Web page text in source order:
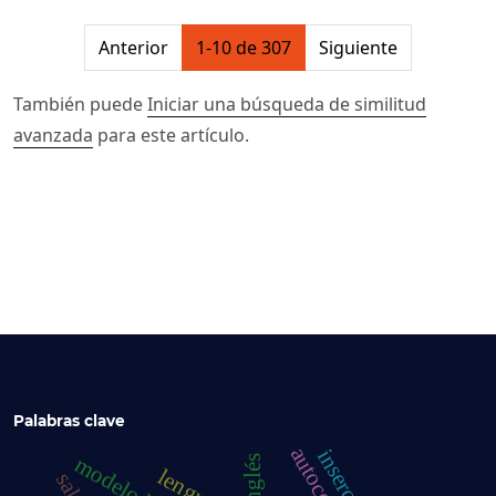
##issue.pagination##
Anterior 1-10 de 307 Siguiente
También puedeIniciar una búsqueda de similitud
avanzada para este artículo.
Palabras clave